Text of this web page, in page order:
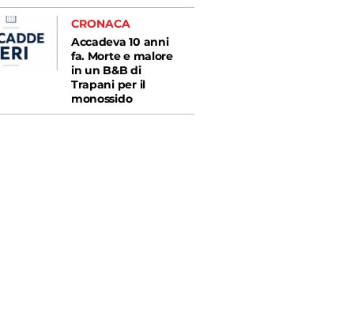
CRONACA
Accadeva 10 anni
fa. Morte e malore
in un B&B di
Trapani per il
monossido